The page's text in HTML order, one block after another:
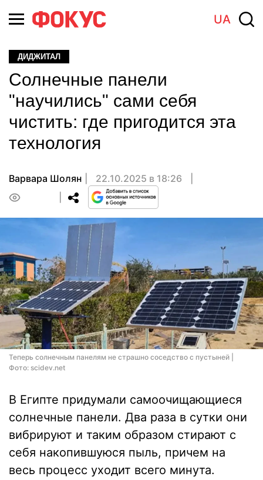
UA
ДИДЖИТАЛ
Солнечные панели
"научились" сами себя
чистить: где пригодится эта
технология
Варвара Шолян
22.10.2025 в 18:26
Теперь солнечным панелям не страшно соседство с пустыней |
Фото: scidev.net
В Египте придумали самоочищающиеся
солнечные панели. Два раза в сутки они
вибрируют и таким образом стирают с
себя накопившуюся пыль, причем на
весь процесс уходит всего минута.